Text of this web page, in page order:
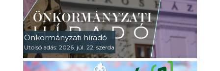
Önkormányzati híradó
Utolsó adás: 2026. júl. 22. szerda